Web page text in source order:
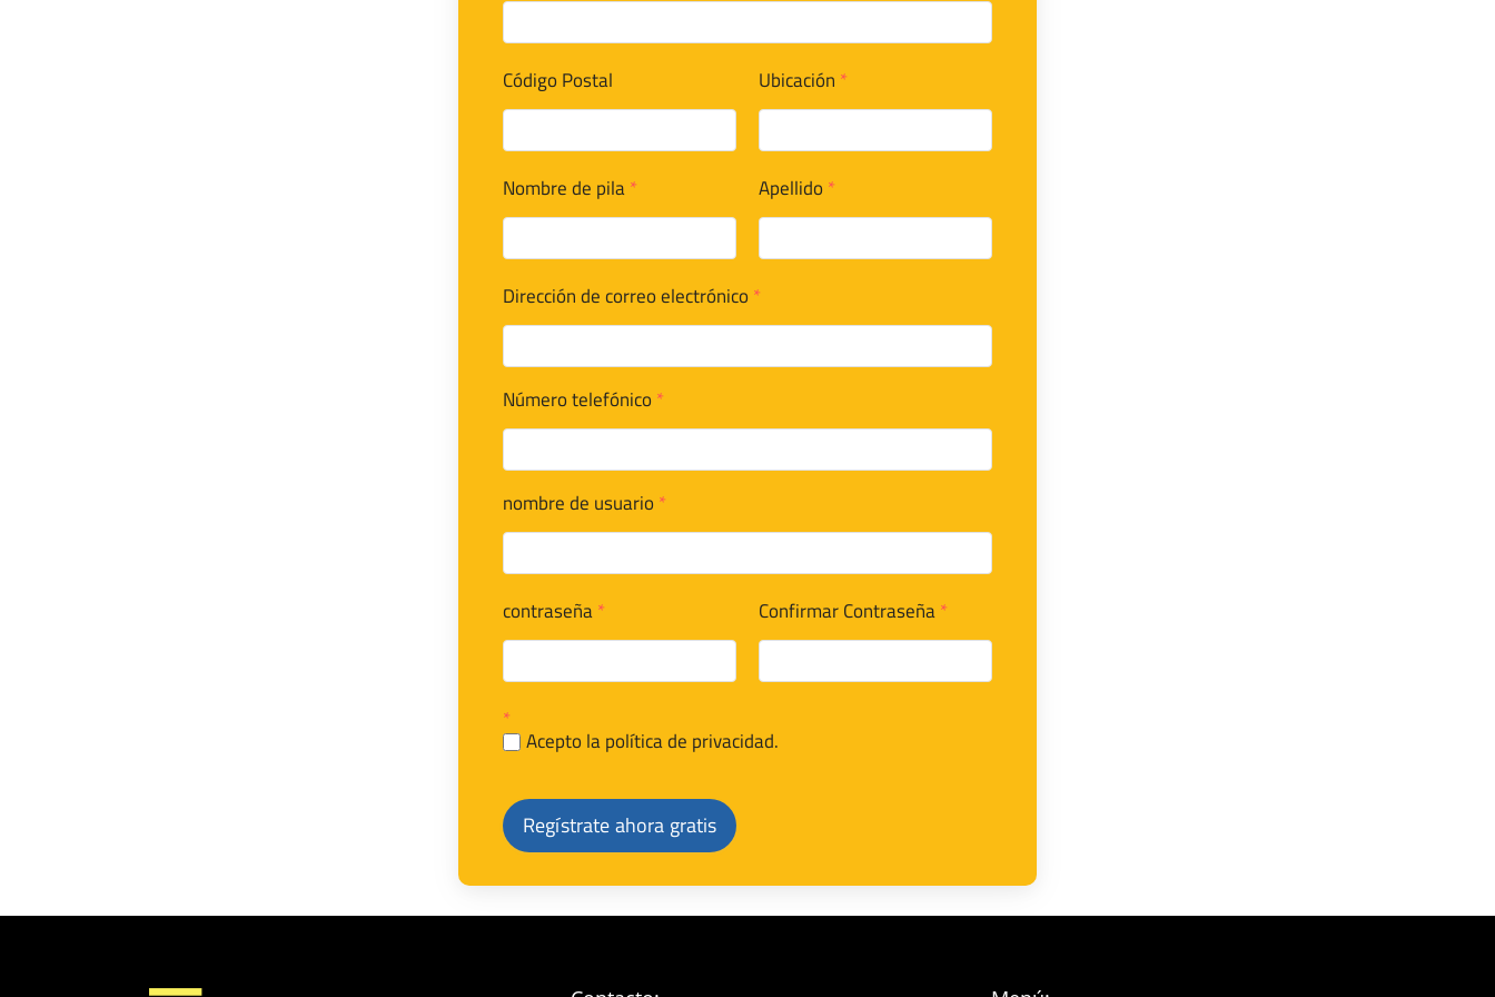
Código Postal Ubicación *
Nombre de pila* Apellido*
Dirección de correo electrónico*
Número telefónico*
nombre de usuario*
contraseña* Confirmar Contraseña*
*
Acepto la política de privacidad.
Regístrate ahora gratis